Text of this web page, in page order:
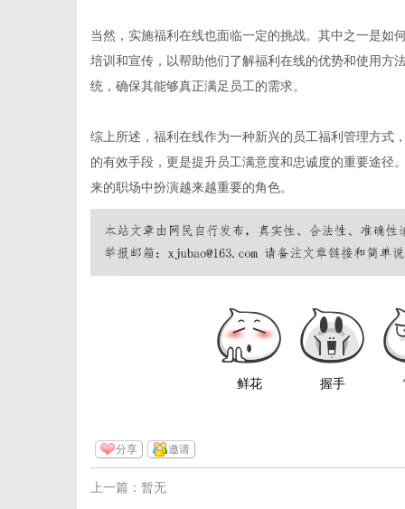
当然，实施福利在线也面临一定的挑战。其中之一是如
培训和宣传，以帮助他们了解福利在线的优势和使用方
统，确保其能够真正满足员工的需求。
综上所述，福利在线作为一种新兴的员工福利管理方式
的有效手段，更是提升员工满意度和忠诚度的重要途径
来的职场中扮演越来越重要的角色。
鲜花 握手
分享 邀请
上一篇：暂无